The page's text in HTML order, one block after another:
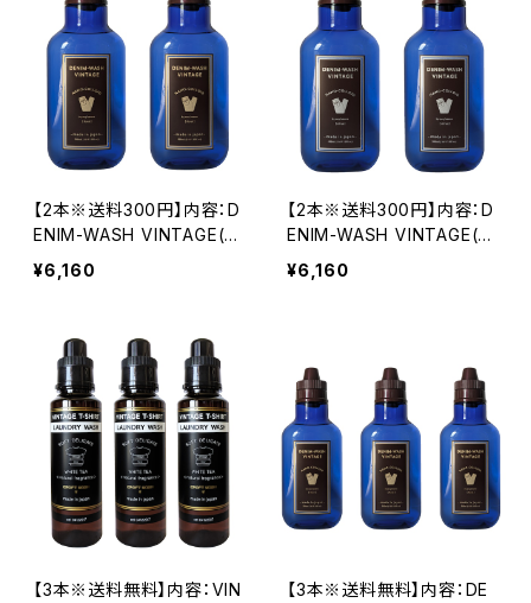
【2本※送料300円】内容：D
ENIM-WASH VINTAGE(G
OLD※フローラル)/2本
¥6,160
【2本※送料300円】内容：D
ENIM-WASH VINTAGE(SI
LVER※シトラス)/2本
¥6,160
【3本※送料無料】内容：VIN
【3本※送料無料】内容：DE